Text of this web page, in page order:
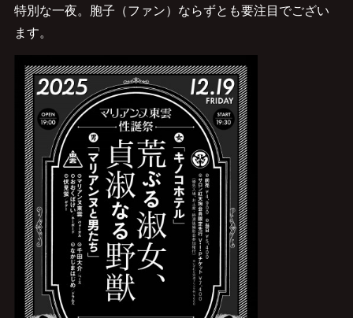
特別な一夜。胞子（ファン）ならずとも要注目でござい
ます。